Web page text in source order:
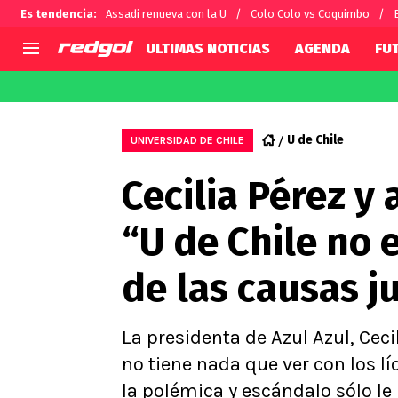
Es tendencia: Assadi renueva con la U Colo Colo vs Coquimbo
Selección Chilena
U de Chile
U Católica
Campeonato Nacional
Primera B
Segunda División
Copa Chile
Supercopa Chile
Campeonato Femenino
Alexis
Carlos
ULTIMAS NOTICIAS AGENDA
UNIVERSIDAD DE CHILE U de Chile
Cecilia Pérez y
“U de Chile no
de las causas
La presidenta de Azul Azul,
no tiene nada que ver con los
la polémica y escándalo sólo le